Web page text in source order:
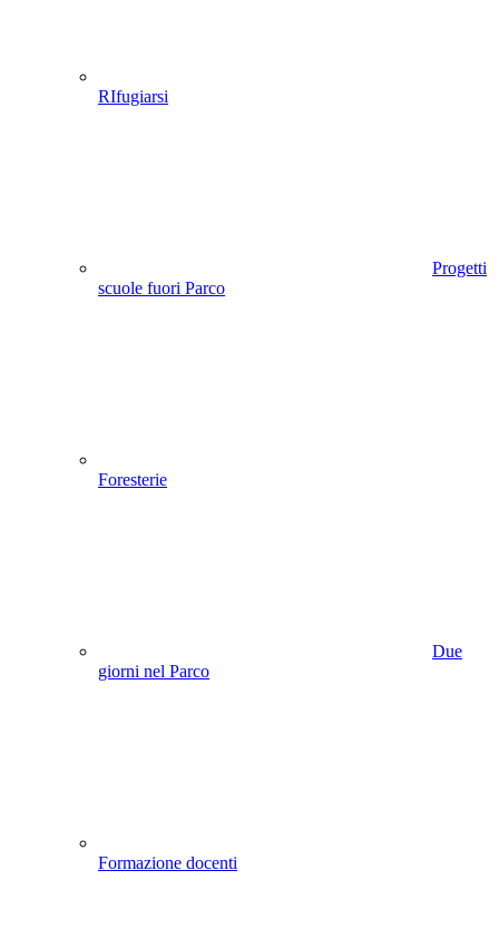
RIfugiarsi
Progetti
scuole fuori Parco
Foresterie
Due
giorni nel Parco
Formazione docenti